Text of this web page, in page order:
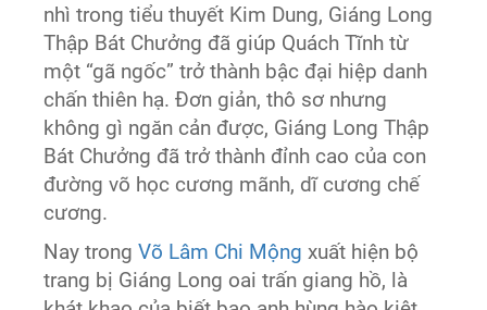
nhì trong tiểu thuyết Kim Dung, Giáng Long
Thập Bát Chưởng đã giúp Quách Tĩnh từ
một “gã ngốc” trở thành bậc đại hiệp danh
chấn thiên hạ. Đơn giản, thô sơ nhưng
không gì ngăn cản được, Giáng Long Thập
Bát Chưởng đã trở thành đỉnh cao của con
đường võ học cương mãnh, dĩ cương chế
cương.
Nay trongVõ Lâm Chi Mộng xuất hiện bộ
trang bị Giáng Long oai trấn giang hồ, là